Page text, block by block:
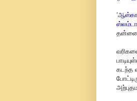
தன்னை
கடந்த